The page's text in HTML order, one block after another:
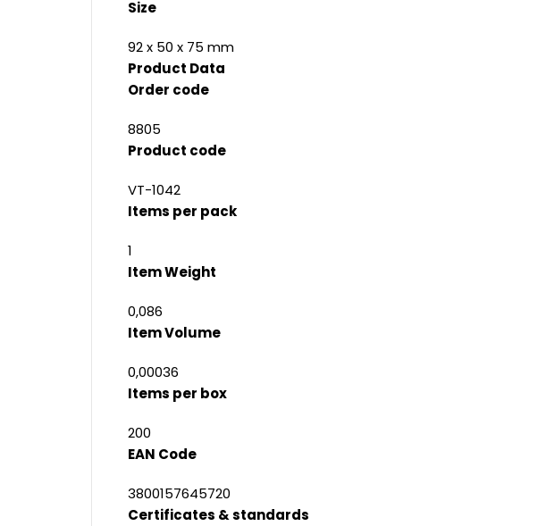
Size
92 x 50 x 75 mm
Product Data
Order code
8805
Product code
VT-1042
Items per pack
1
Item Weight
0,086
Item Volume
0,00036
Items per box
200
EAN Code
3800157645720
Certificates & standards